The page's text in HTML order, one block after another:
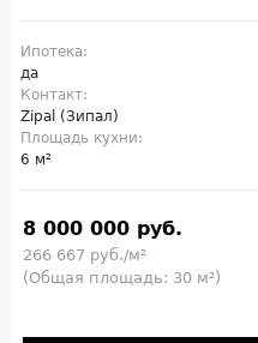
Ипотека:
да
Контакт:
Zipal (Зипал)
Площадь кухни:
6 м²
8 000 000 руб.
266 667 руб./м²
(Общая площадь: 30 м²)